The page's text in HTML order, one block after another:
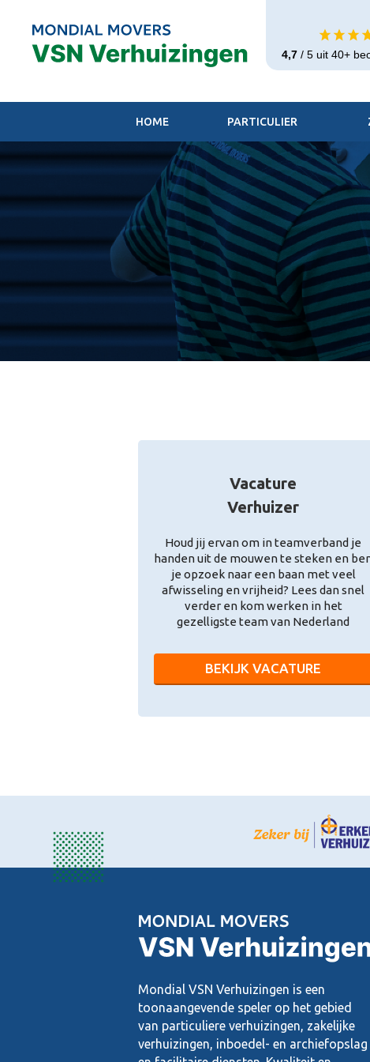
4,7/ 5 uit 40+
HOME PARTICULIER
Vacature
Verhuizer
Houd jij ervan om in teamverband je
handen uit de mouwen te steken en
je opzoek naar een baan met veel
afwisseling en vrijheid? Lees dan snel
verder en kom werken in het
gezelligste team van Nederland
BEKIJK VACATURE
Mondial VSN Verhuizingen is een
toonaangevende speler op het gebied
van particuliere verhuizingen, zakelijke
verhuizingen, inboedel- en archiefopslag